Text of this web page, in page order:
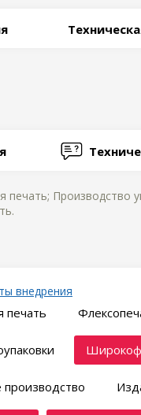
Производство
внедрения
печать
производство